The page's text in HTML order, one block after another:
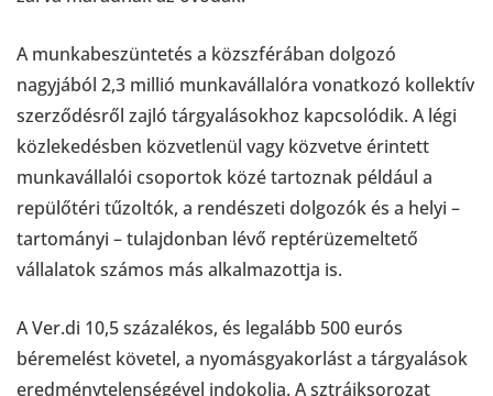
A munkabeszüntetés a közszférában dolgozó
nagyjából 2,3 millió munkavállalóra vonatkozó kollektív
szerződésről zajló tárgyalásokhoz kapcsolódik. A légi
közlekedésben közvetlenül vagy közvetve érintett
munkavállalói csoportok közé tartoznak például a
repülőtéri tűzoltók, a rendészeti dolgozók és a helyi –
tartományi – tulajdonban lévő reptérüzemeltető
vállalatok számos más alkalmazottja is.
A Ver.di 10,5 százalékos, és legalább 500 eurós
béremelést követel, a nyomásgyakorlást a tárgyalások
eredménytelenségével indokolja. A sztrájksorozat